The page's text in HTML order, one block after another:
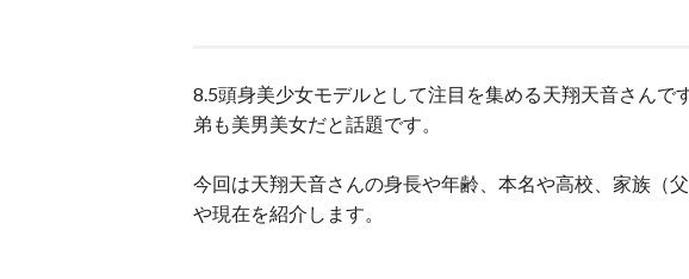
8.5頭身美少女モデルとして注目を集める天翔天音さんで
弟も美男美女だと話題です。
今回は天翔天音さんの身長や年齢、本名や高校、家族（
や現在を紹介します。